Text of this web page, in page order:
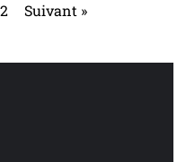
2 Suivant »